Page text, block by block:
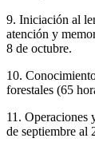
9. Iniciación al
atención y
8 de octubre.
10.
forestales (65
11. Operaciones
de septiembre al